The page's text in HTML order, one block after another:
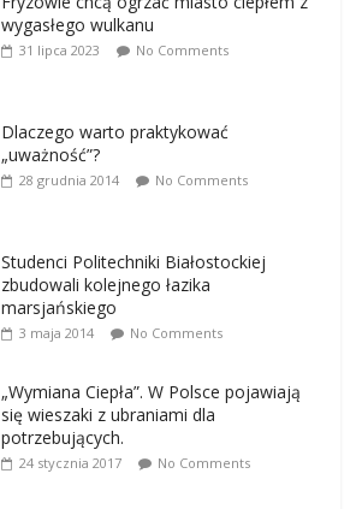
wygasłego wulkanu
31 lipca 2023 No Comments
Dlaczego warto praktykować
„uważność”?
28 grudnia 2014 No Comments
Studenci Politechniki Białostockiej
zbudowali kolejnego łazika
marsjańskiego
3 maja 2014 No Comments
„Wymiana Ciepła”. W Polsce pojawiają
się wieszaki z ubraniami dla
potrzebujących.
24 stycznia 2017 No Comments